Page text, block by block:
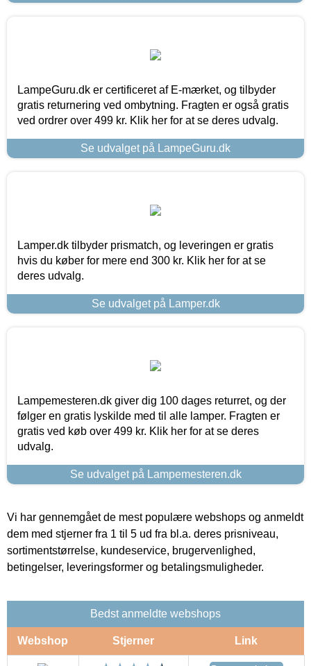
LampeGuru.dk er certificeret af E-mærket, og tilbyder
gratis returnering ved ombytning. Fragten er også gratis
ved ordrer over 499 kr. Klik her for at se deres udvalg.
Se udvalget på LampeGuru.dk
Lamper.dk tilbyder prismatch, og leveringen er gratis
hvis du køber for mere end 300 kr. Klik her for at se
deres udvalg.
Se udvalget på Lamper.dk
Lampemesteren.dk giver dig 100 dages returret, og der
følger en gratis lyskilde med til alle lamper. Fragten er
gratis ved køb over 499 kr. Klik her for at se deres
udvalg.
Se udvalget på Lampemesteren.dk
Vi har gennemgået de mest populære webshops og anmeldt
dem med stjerner fra 1 til 5 ud fra bl.a. deres prisniveau,
sortimentstørrelse, kundeservice, brugervenlighed,
betingelser, leveringsformer og betalingsmuligheder.
Bedst anmeldte webshops
Webshop Stjerner Link